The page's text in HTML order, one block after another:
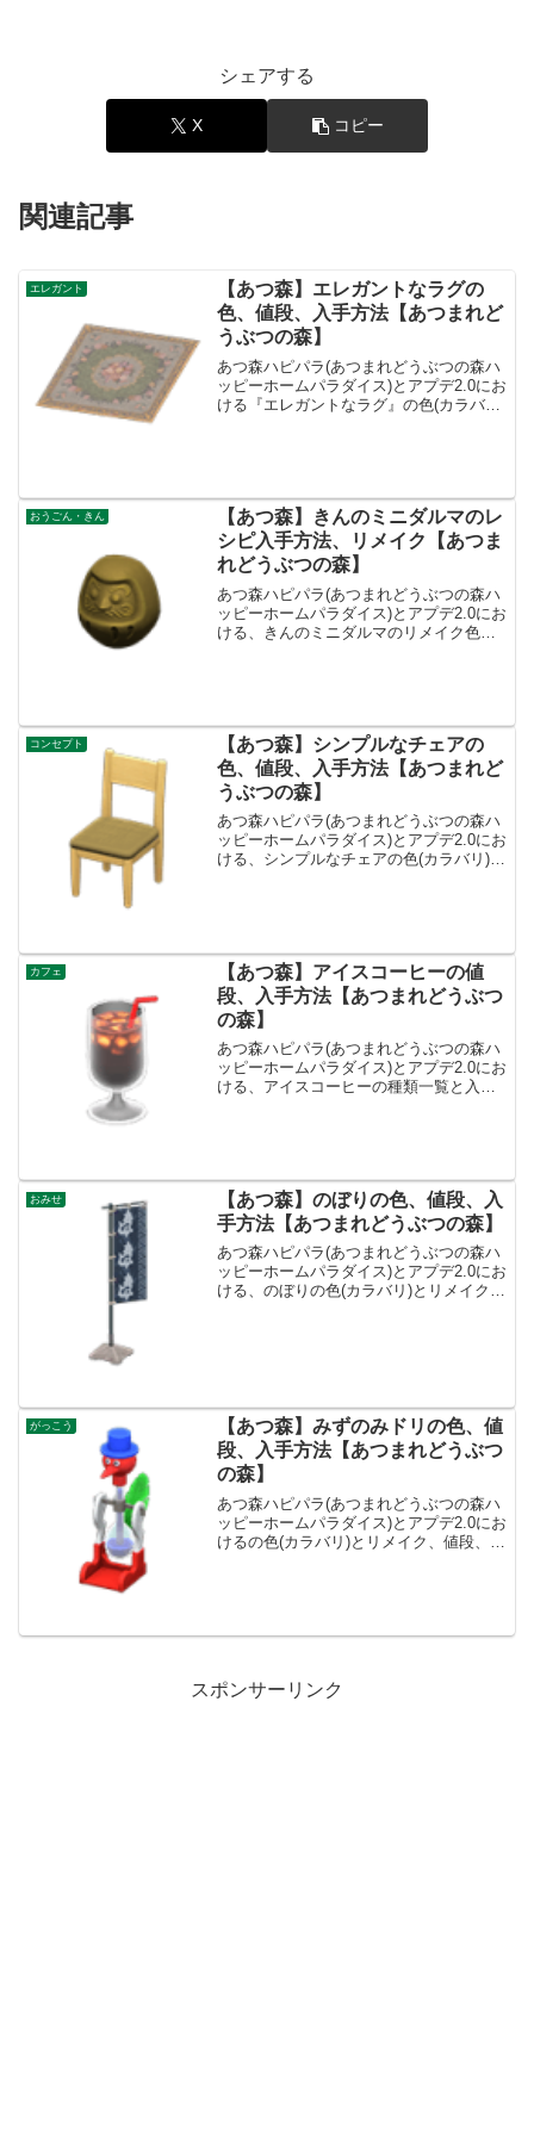
シェアする
X コピー
関連記事
エレガント
【あつ森】エレガントなラグの
色、値段、入手方法【あつまれど
うぶつの森】
あつ森ハピパラ(あつまれどうぶつの森ハ
ッピーホームパラダイス)とアプデ2.0にお
ける『エレガントなラグ』の色(カラバリ)
おうごん・きん
【あつ森】きんのミニダルマのレ
シピ入手方法、リメイク【あつま
れどうぶつの森】
あつ森ハピパラ(あつまれどうぶつの森ハ
ッピーホームパラダイス)とアプデ2.0にお
ける、きんのミニダルマのリメイク色の
コンセプト
【あつ森】シンプルなチェアの
色、値段、入手方法【あつまれど
うぶつの森】
あつ森ハピパラ(あつまれどうぶつの森ハ
ッピーホームパラダイス)とアプデ2.0にお
ける、シンプルなチェアの色(カラバリ)と
カフェ
【あつ森】アイスコーヒーの値
段、入手方法【あつまれどうぶつ
の森】
あつ森ハピパラ(あつまれどうぶつの森ハ
ッピーホームパラダイス)とアプデ2.0にお
ける、アイスコーヒーの種類一覧と入手
おみせ
【あつ森】のぼりの色、値段、入
手方法【あつまれどうぶつの森】
あつ森ハピパラ(あつまれどうぶつの森ハ
ッピーホームパラダイス)とアプデ2.0にお
ける、のぼりの色(カラバリ)とリメイク、
がっこう
【あつ森】みずのみドリの色、値
段、入手方法【あつまれどうぶつ
の森】
あつ森ハピパラ(あつまれどうぶつの森ハ
ッピーホームパラダイス)とアプデ2.0にお
けるの色(カラバリ)とリメイク、値段、種
スポンサーリンク